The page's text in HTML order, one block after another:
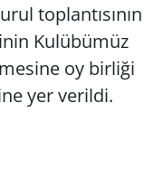
toplantısının
Kulübümüz
oy birliği
yer verildi.